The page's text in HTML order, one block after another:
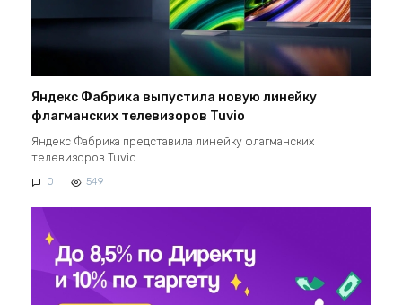
Яндекс Фабрика выпустила новую линейку
флагманских телевизоров Tuvio
Яндекс Фабрика представила линейку флагманских
телевизоров Tuvio.
0 549